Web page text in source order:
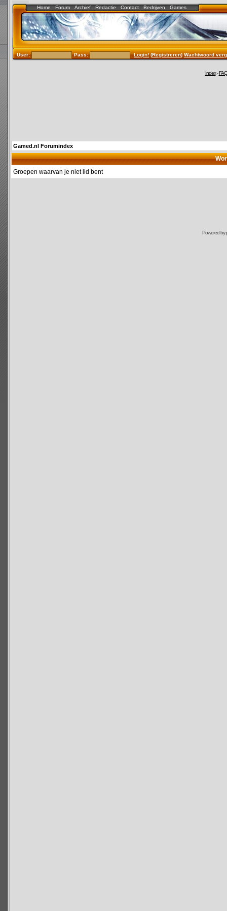
Home Forum Archief Redactie Contact Bedrijven Games
User: Pass: Login!(Registreren)Wachtwoord
Index-FAQ
Gamed.nl Forumindex
Groepen waarvan je niet lid bent
Powered by